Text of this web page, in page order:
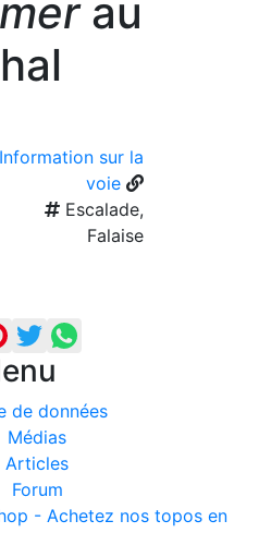
au
Information sur la
voie
Escalade,
Falaise
de données
Médias
Articles
Forum
- Achetez nos topos en